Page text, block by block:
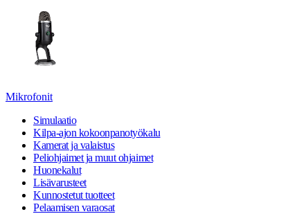
Mikrofonit
Simulaatio
Kilpa-ajon kokoonpanotyökalu
Kamerat ja valaistus
Peliohjaimet ja muut ohjaimet
Huonekalut
Lisävarusteet
Kunnostetut tuotteet
Pelaamisen varaosat